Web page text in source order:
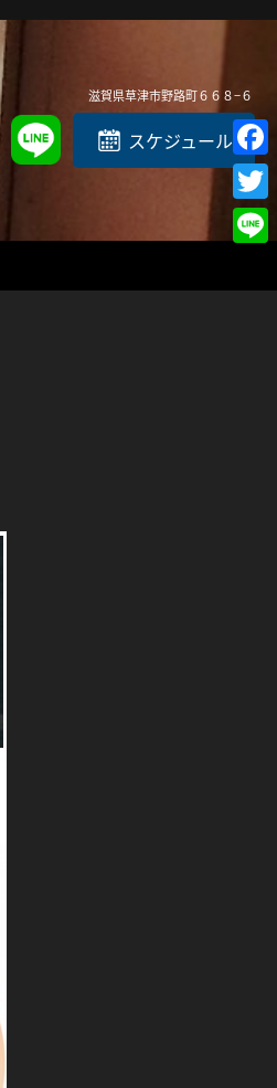
滋賀県草津市野路町６６８−６
スケジュール